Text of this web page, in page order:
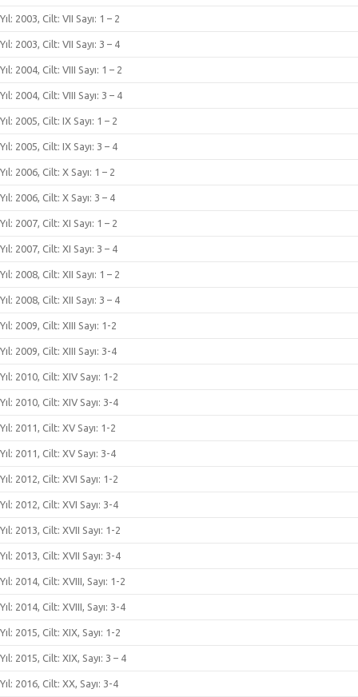
Yıl: 2003, Cilt: VII Sayı: 1 – 2
Yıl: 2003, Cilt: VII Sayı: 3 – 4
Yıl: 2004, Cilt: VIII Sayı: 1 – 2
Yıl: 2004, Cilt: VIII Sayı: 3 – 4
Yıl: 2005, Cilt: IX Sayı: 1 – 2
Yıl: 2005, Cilt: IX Sayı: 3 – 4
Yıl: 2006, Cilt: X Sayı: 1 – 2
Yıl: 2006, Cilt: X Sayı: 3 – 4
Yıl: 2007, Cilt: XI Sayı: 1 – 2
Yıl: 2007, Cilt: XI Sayı: 3 – 4
Yıl: 2008, Cilt: XII Sayı: 1 – 2
Yıl: 2008, Cilt: XII Sayı: 3 – 4
Yıl: 2009, Cilt: XIII Sayı: 1-2
Yıl: 2009, Cilt: XIII Sayı: 3-4
Yıl: 2010, Cilt: XIV Sayı: 1-2
Yıl: 2010, Cilt: XIV Sayı: 3-4
Yıl: 2011, Cilt: XV Sayı: 1-2
Yıl: 2011, Cilt: XV Sayı: 3-4
Yıl: 2012, Cilt: XVI Sayı: 1-2
Yıl: 2012, Cilt: XVI Sayı: 3-4
Yıl: 2013, Cilt: XVII Sayı: 1-2
Yıl: 2013, Cilt: XVII Sayı: 3-4
Yıl: 2014, Cilt: XVIII, Sayı: 1-2
Yıl: 2014, Cilt: XVIII, Sayı: 3-4
Yıl: 2015, Cilt: XIX, Sayı: 1-2
Yıl: 2015, Cilt: XIX, Sayı: 3 – 4
Yıl: 2016, Cilt: XX, Sayı: 3-4